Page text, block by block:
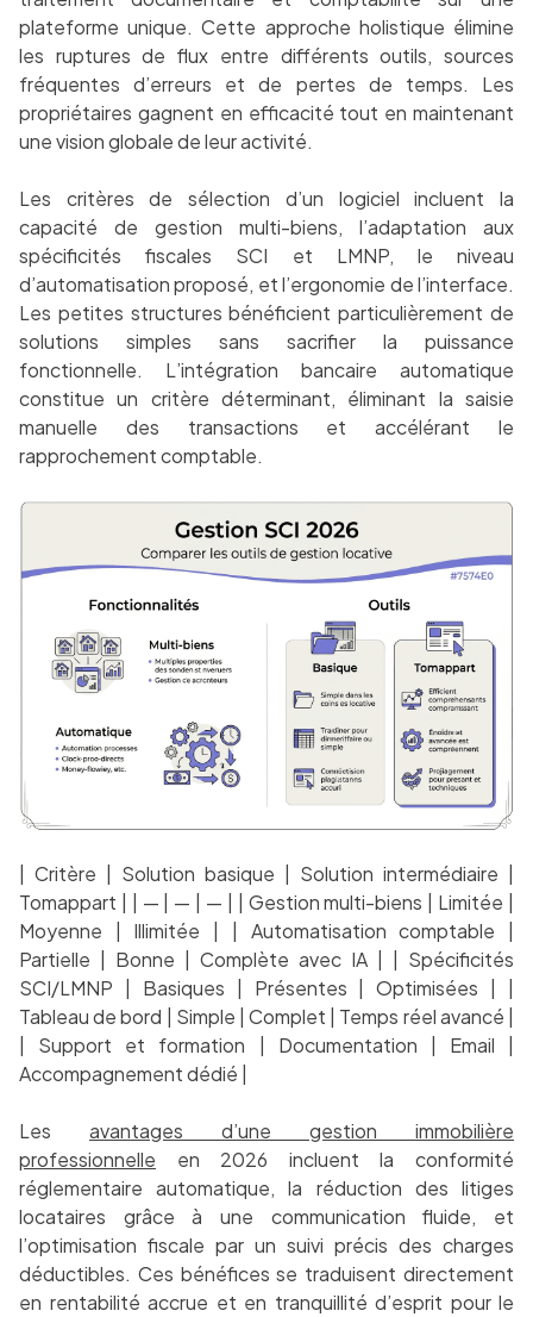
plateforme unique. Cette approche holistique élimine
les ruptures de flux entre différents outils, sources
fréquentes d’erreurs et de pertes de temps. Les
propriétaires gagnent en efficacité tout en maintenant
une vision globale de leur activité.
Les critères de sélection d’un logiciel incluent la
capacité de gestion multi-biens, l’adaptation aux
spécificités fiscales SCI et LMNP, le niveau
d’automatisation proposé, et l’ergonomie de l’interface.
Les petites structures bénéficient particulièrement de
solutions simples sans sacrifier la puissance
fonctionnelle. L’intégration bancaire automatique
constitue un critère déterminant, éliminant la saisie
manuelle des transactions et accélérant le
rapprochement comptable.
| Critère | Solution basique | Solution intermédiaire |
Tomappart | | — | — | — | | Gestion multi-biens | Limitée |
Moyenne | Illimitée | | Automatisation comptable |
Partielle | Bonne | Complète avec IA | | Spécificités
SCI/LMNP | Basiques | Présentes | Optimisées | |
Tableau de bord | Simple | Complet | Temps réel avancé |
| Support et formation | Documentation | Email |
Accompagnement dédié |
Les avantages d’une gestion immobilière
professionnelle en 2026 incluent la conformité
réglementaire automatique, la réduction des litiges
locataires grâce à une communication fluide, et
l’optimisation fiscale par un suivi précis des charges
déductibles. Ces bénéfices se traduisent directement
en rentabilité accrue et en tranquillité d’esprit pour le